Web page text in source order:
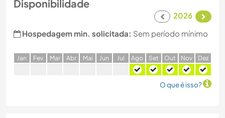
Disponibilidade
2026
Hospedagem min. solicitada: Sem período mínimo
Jan Fev Mar Abr Mai Jun Jul Ago Set Out Nov Dez
O que é isso?